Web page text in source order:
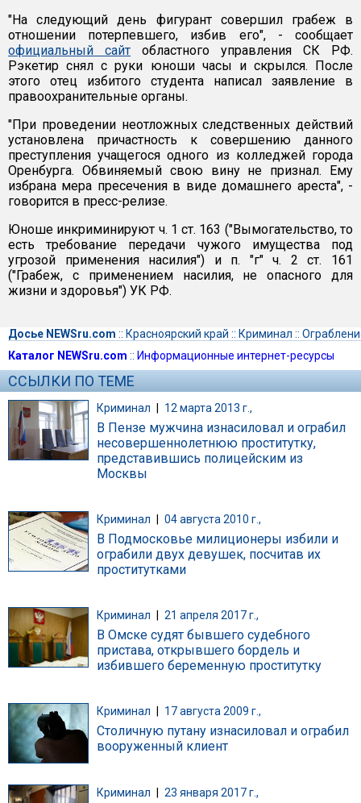
"На следующий день фигурант совершил грабеж в
отношении потерпевшего, избив его", - сообщает
официальный сайт областного управления СК РФ.
Рэкетир снял с руки юноши часы и скрылся. После
этого отец избитого студента написал заявление в
правоохранительные органы.
"При проведении неотложных следственных действий
установлена причастность к совершению данного
преступления учащегося одного из колледжей города
Оренбурга. Обвиняемый свою вину не признал. Ему
избрана мера пресечения в виде домашнего ареста", -
говорится в пресс-релизе.
Юноше инкриминируют ч. 1 ст. 163 ("Вымогательство, то
есть требование передачи чужого имущества под
угрозой применения насилия") и п. "г" ч. 2 ст. 161
("Грабеж, с применением насилия, не опасного для
жизни и здоровья") УК РФ.
Досье NEWSru.com :: Красноярский край :: Криминал ::
Каталог NEWSru.com :: Информационные интернет-ресурсы
ССЫЛКИ ПО ТЕМЕ
Криминал | 12 марта 2013 г.,
В Пензе мужчина изнасиловал и ограбил
несовершеннолетнюю проститутку,
представившись полицейским из
Москвы
Криминал 04 августа 2010 г.,
В Подмосковье милиционеры избили и
ограбили двух девушек, посчитав их
проститутками
Криминал 21 апреля 2017 г.,
В Омске судят бывшего судебного
пристава, открывшего бордель и
избившего беременную проститутку
Криминал 17 августа 2009 г.,
Столичную путану изнасиловал и ограбил
вооруженный клиент
Криминал | 23 января 2017 г.,